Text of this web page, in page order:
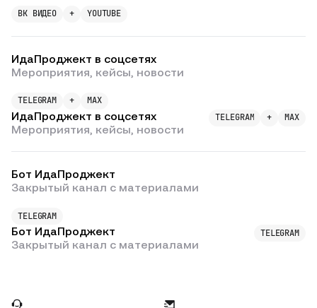
ВК ВИДЕО + YOUTUBE
ИдаПроджект в соцсетях
Мероприятия, кейсы, новости
TELEGRAM + MAX
ИдаПроджект в соцсетях
Мероприятия, кейсы, новости
TELEGRAM + MAX
Бот ИдаПроджект
Закрытый канал с материалами
TELEGRAM
Бот ИдаПроджект
Закрытый канал с материалами
TELEGRAM